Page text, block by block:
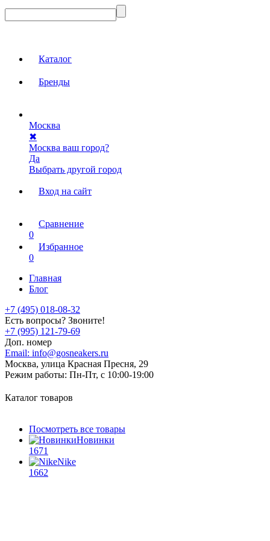
Каталог
Бренды
Москва
✖
Москва ваш город?
Да
Выбрать другой город
Вход на сайт
Сравнение
0
Избранное
0
Главная
Блог
+7 (495) 018-08-32
Есть вопросы? Звоните!
+7 (995) 121-79-69
Доп. номер
Email: info@gosneakers.ru
Москва, улица Красная Пресня, 29
Режим работы: Пн-Пт, с 10:00-19:00
Каталог товаров
Посмотреть все товары
Новинки
1671
Nike
1662